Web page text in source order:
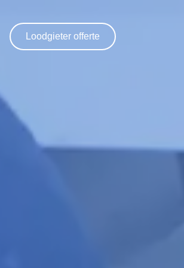
Loodgieter offerte